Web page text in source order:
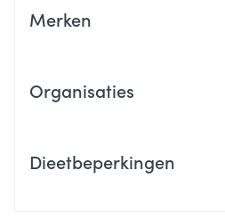
Merken
Organisaties
Dieetbeperkingen